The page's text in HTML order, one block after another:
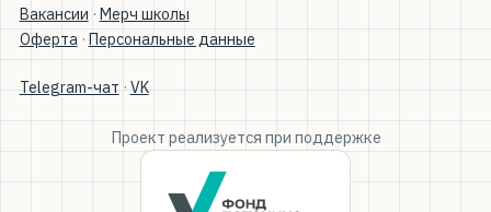
Вакансии · Мерч школы
Оферта· Персональные данные
Telegram-чат · VK
Проект реализуется при поддержке